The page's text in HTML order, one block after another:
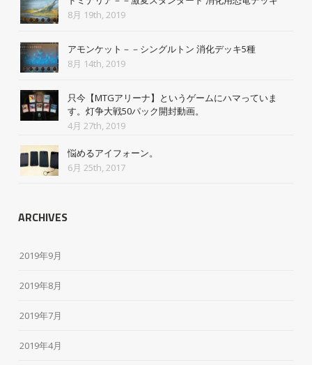
8月 19th, 2019
アモンケット－－シングルトン 消化デッキ5種
8月 14th, 2019
只今【MTGアリーナ】というゲームにハマっていま
す。灯争大戦50パック開封動画。
4月 27th, 2019
悩めるアイフォーン。
6月 25th, 2017
ARCHIVES
2019年9月
2019年8月
2019年7月
2019年4月